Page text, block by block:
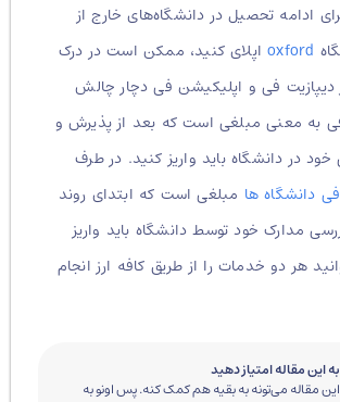
تحصیل در دانشگاه‌های خارج از
اپلای کنید، ممکن است در درک
فی و اپلیکیشن فی دچار چالش
معنی مبلغی است که بعد از پذیرش و
در دانشگاه باید واریز کنید. در طرف
هامبلغی است که ابتدای روند
خود توسط دانشگاه باید واریز
دو خدمات را از طریق کافه ارز انجام
امتیاز دهید
می‌تونه به بقیه هم کمک کنه. پس اونو به